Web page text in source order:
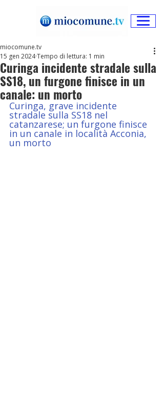
Curinga incidente stradale sulla
SS18, un furgone finisce in un
canale: un morto
miocomune.tv
15 gen 2024Tempo di lettura: 1 min
Curinga, grave incidente
stradale sulla SS18 nel
catanzarese; un furgone finisce
in un canale in località Acconia,
un morto